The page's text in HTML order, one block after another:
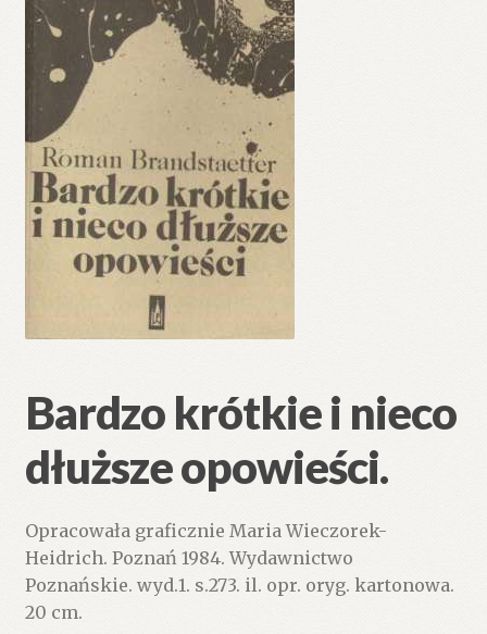
Bardzo krótkie i nieco
dłuższe opowieści.
Opracowała graficznie Maria Wieczorek-
Heidrich. Poznań 1984. Wydawnictwo
Poznańskie. wyd.1. s.273. il. opr. oryg. kartonowa.
20 cm.